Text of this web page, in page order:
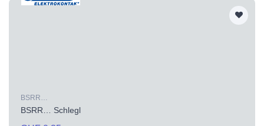
BSRR…
BSRR… Schlegl